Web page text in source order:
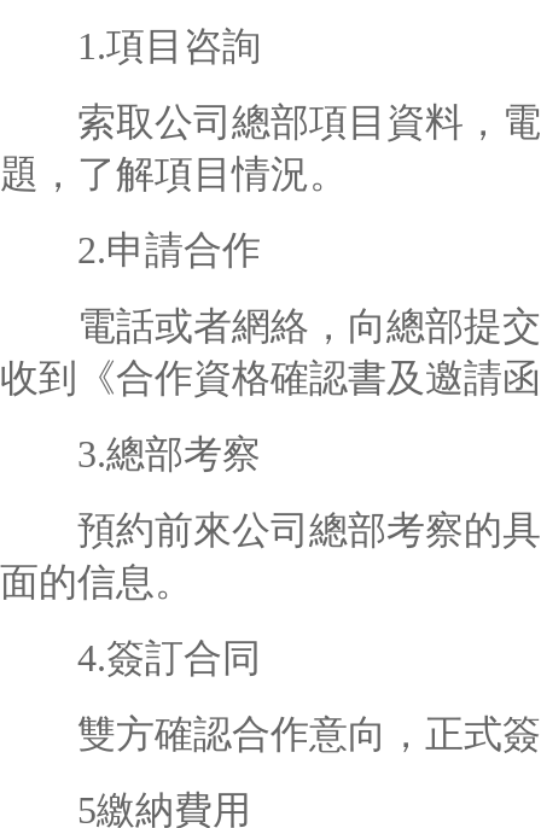
1.項目咨詢
索取公司總部項目資料，電
題，了解項目情況。
2.申請合作
電話或者網絡，向總部提交
收到《合作資格確認書及邀請
3.總部考察
預約前來公司總部考察的具
面的信息。
4.簽訂合同
雙方確認合作意向，正式簽
5繳納費用